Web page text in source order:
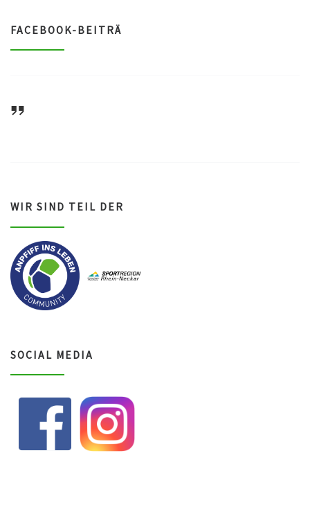
cFACEBOOK-BEITRÄ
WIR SIND TEIL DER
SOCIAL MEDIA